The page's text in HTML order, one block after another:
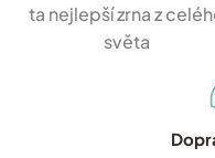
ta nejlepší zrna z
světa